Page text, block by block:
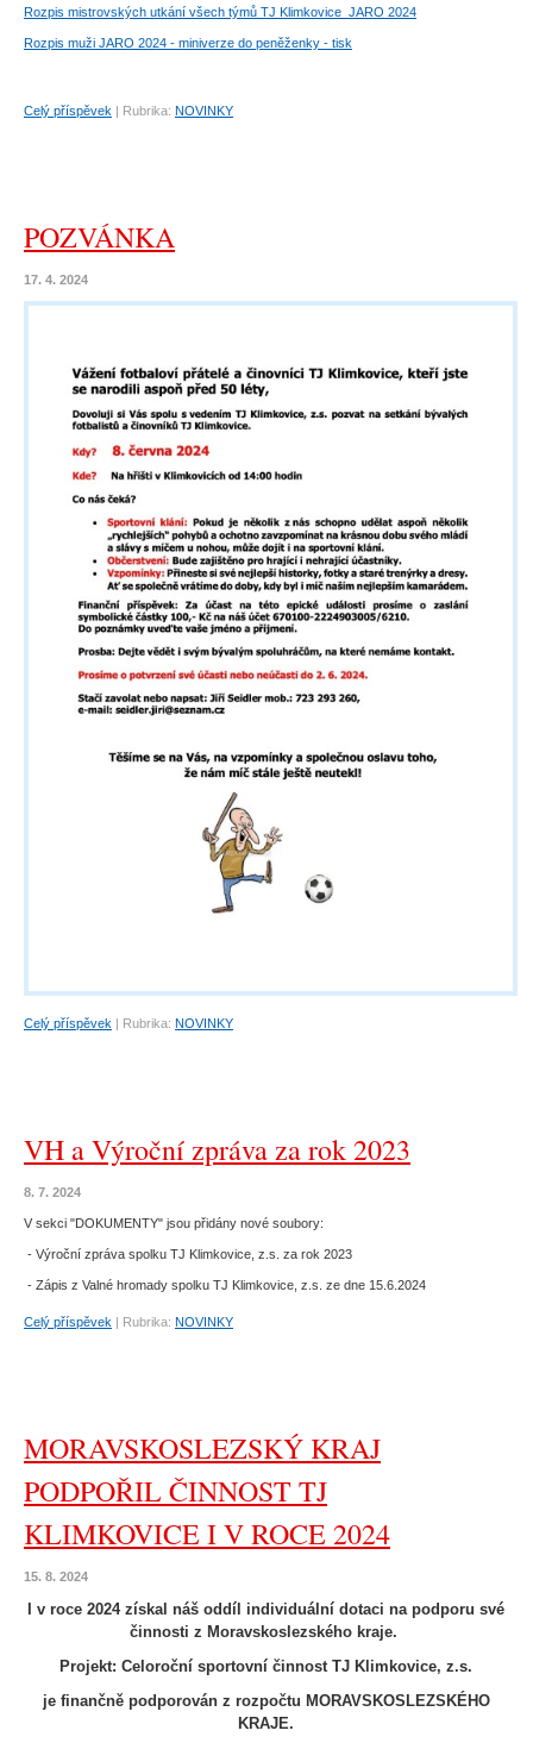
Rozpis mistrovských utkání všech týmů TJ Klimkovice_JARO 2024
Rozpis muži JARO 2024 - miniverze do peněženky - tisk
Celý příspěvek Rubrika: NOVINKY
POZVÁNKA
17. 4. 2024
Celý příspěvek Rubrika: NOVINKY
VH a Výroční zpráva za rok 2023
8. 7. 2024
V sekci "DOKUMENTY" jsou přidány nové soubory:
- Výroční zpráva spolku TJ Klimkovice, z.s. za rok 2023
- Zápis z Valné hromady spolku TJ Klimkovice, z.s. ze dne 15.6.2024
Celý příspěvek Rubrika: NOVINKY
MORAVSKOSLEZSKÝ KRAJ
PODPOŘIL ČINNOST TJ
KLIMKOVICE I V ROCE 2024
15. 8. 2024
I v roce 2024 získal náš oddíl individuální dotaci na podporu své
činnosti z Moravskoslezského kraje.
Projekt: Celoroční sportovní činnost TJ Klimkovice, z.s.
je finančně podporován z rozpočtu MORAVSKOSLEZSKÉHO
KRAJE.